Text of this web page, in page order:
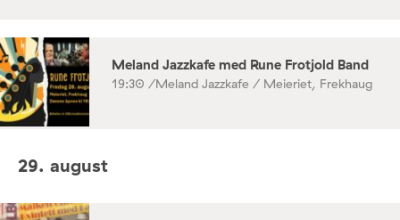
Meland Jazzkafe med Rune Frotjold Band
19:30 /Meland Jazzkafe / Meieriet, Frekhaug
29. august